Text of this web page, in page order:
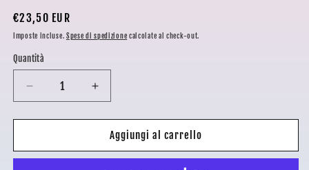
Prezzo
di
listino
€23,50 EUR
Imposte incluse. Spese di spedizione calcolate al check-out.
Quantità
Diminuisci
quantità
per
ROSSO
Aumenta
quantità
per
SBAGLIATO
ROSSO
Aggiungi al carrello